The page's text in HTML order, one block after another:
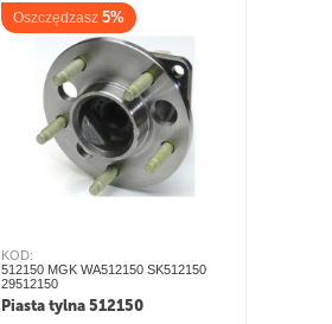
Oszczędzasz 5%
KOD:
512150 MGK WA512150 SK512150
29512150
Piasta tylna 512150